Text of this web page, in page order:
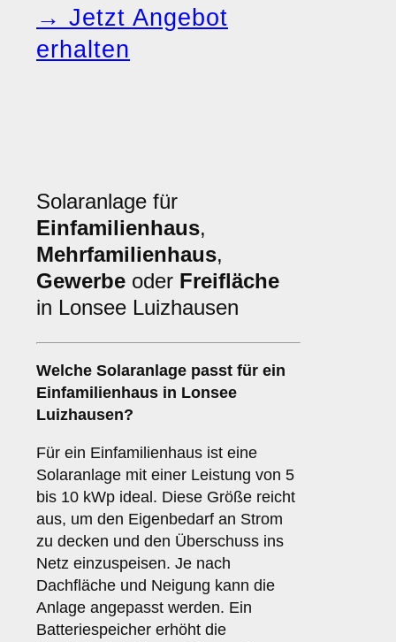
→ Jetzt Angebot
erhalten
Solaranlage für
Einfamilienhaus,
Mehrfamilienhaus,
Gewerbe oder Freifläche
in Lonsee Luizhausen
Welche Solaranlage passt für ein
Einfamilienhaus in Lonsee
Luizhausen?
Für ein Einfamilienhaus ist eine
Solaranlage mit einer Leistung von 5
bis 10 kWp ideal. Diese Größe reicht
aus, um den Eigenbedarf an Strom
zu decken und den Überschuss ins
Netz einzuspeisen. Je nach
Dachfläche und Neigung kann die
Anlage angepasst werden. Ein
Batteriespeicher erhöht die